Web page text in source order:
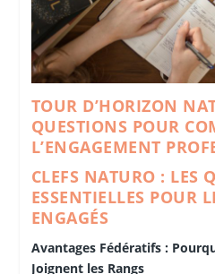
TOUR D’HORIZON
QUESTIONS POUR
L’ENGAGEMENT
CLEFS NATURO : LES
ESSENTIELLES POUR
ENGAGÉS
Avantages Fédératifs :
Joignent les Rangs